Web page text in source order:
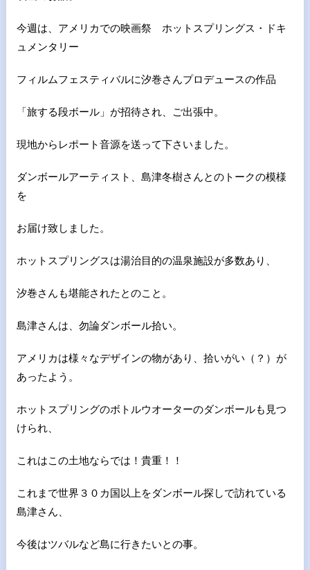
今週は、アメリカでの映画祭 ホットスプリングス・ドキ
ュメンタリー
フィルムフェスティバルに汐巻さんプロデュースの作品
「旅する段ボール」が招待され、ご出張中。
現地からレポート音源を送って下さいました。
ダンボールアーティスト、島津冬樹さんとのトークの模様
を
お届け致しました。
ホットスプリングスは湯治目的の温泉施設が多数あり、
汐巻さんも堪能されたとのこと。
島津さんは、勿論ダンボール拾い。
アメリカは様々なデザインの物があり、拾いがい（？）が
あったよう。
ホットスプリングのボトルウオーターのダンボールも見つ
けられ、
これはこの土地ならでは！貴重！！
これまで世界３０カ国以上をダンボール探しで訪れている
島津さん、
今後はツバルなど島に行きたいとの事。